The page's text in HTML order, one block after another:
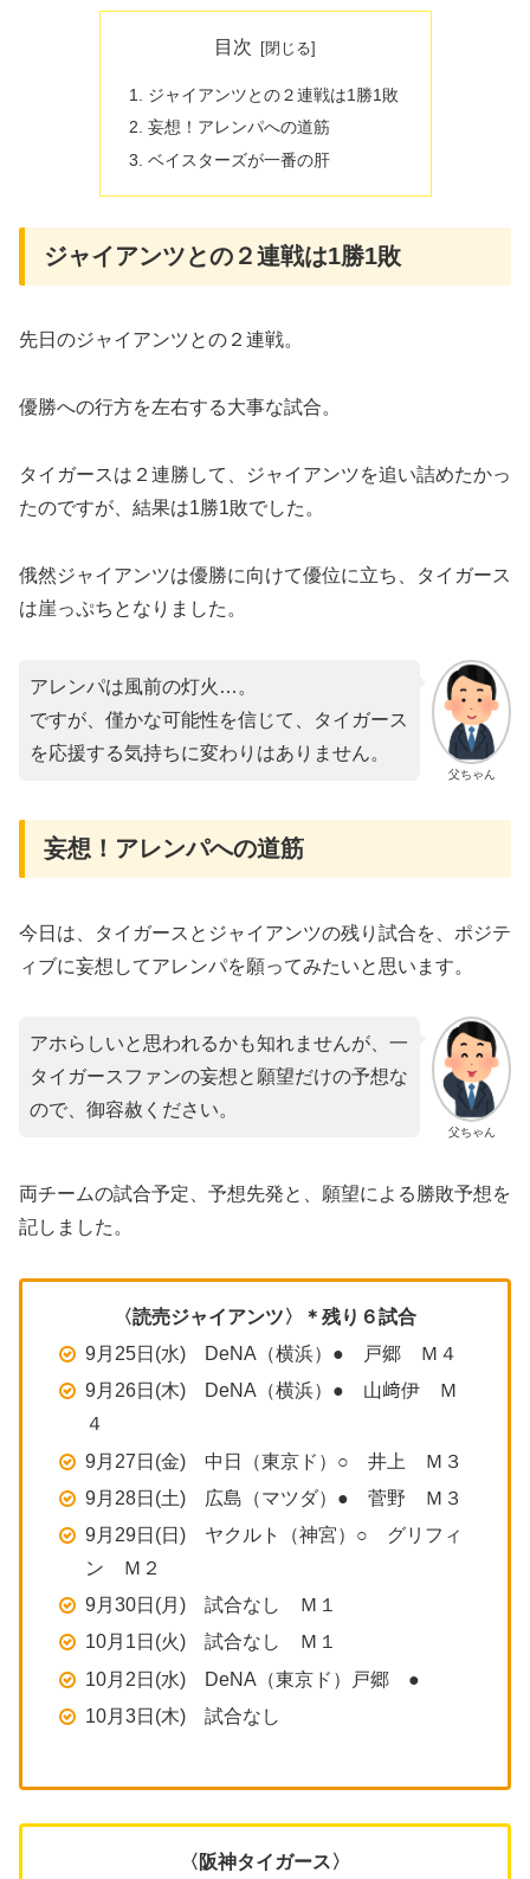
目次
ジャイアンツとの２連戦は1勝1敗
妄想！アレンパへの道筋
ベイスターズが一番の肝
ジャイアンツとの２連戦は1勝1敗
先日のジャイアンツとの２連戦。
優勝への行方を左右する大事な試合。
タイガースは２連勝して、ジャイアンツを追い詰めたかっ
たのですが、結果は1勝1敗でした。
俄然ジャイアンツは優勝に向けて優位に立ち、タイガース
は崖っぷちとなりました。
父ちゃん
アレンパは風前の灯火…。
ですが、僅かな可能性を信じて、タイガース
を応援する気持ちに変わりはありません。
妄想！アレンパへの道筋
今日は、タイガースとジャイアンツの残り試合を、ポジテ
ィブに妄想してアレンパを願ってみたいと思います。
父ちゃん
アホらしいと思われるかも知れませんが、一
タイガースファンの妄想と願望だけの予想な
ので、御容赦ください。
両チームの試合予定、予想先発と、願望による勝敗予想を
記しました。
〈読売ジャイアンツ〉＊残り６試合
9月25日(水) DeNA（横浜）● 戸郷 Ｍ４
9月26日(木) DeNA（横浜）● 山﨑伊 Ｍ
４
9月27日(金) 中日（東京ド）○ 井上 Ｍ３
9月28日(土) 広島（マツダ）● 菅野 Ｍ３
9月29日(日) ヤクルト（神宮）○ グリフィ
ン Ｍ２
9月30日(月) 試合なし Ｍ１
10月1日(火) 試合なし Ｍ１
10月2日(水) DeNA（東京ド）戸郷 ●
10月3日(木) 試合なし
〈阪神タイガース〉